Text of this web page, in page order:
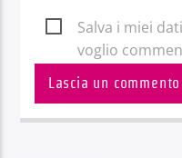
Salva i miei
voglio